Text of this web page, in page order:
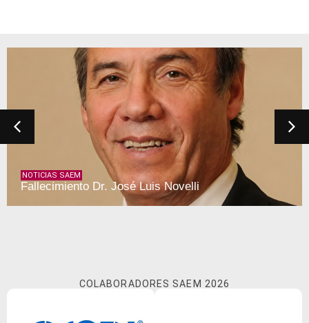
Novelli
NOTICIAS SAEM
Reconocimiento a la
COLABORADORES SAEM 2026